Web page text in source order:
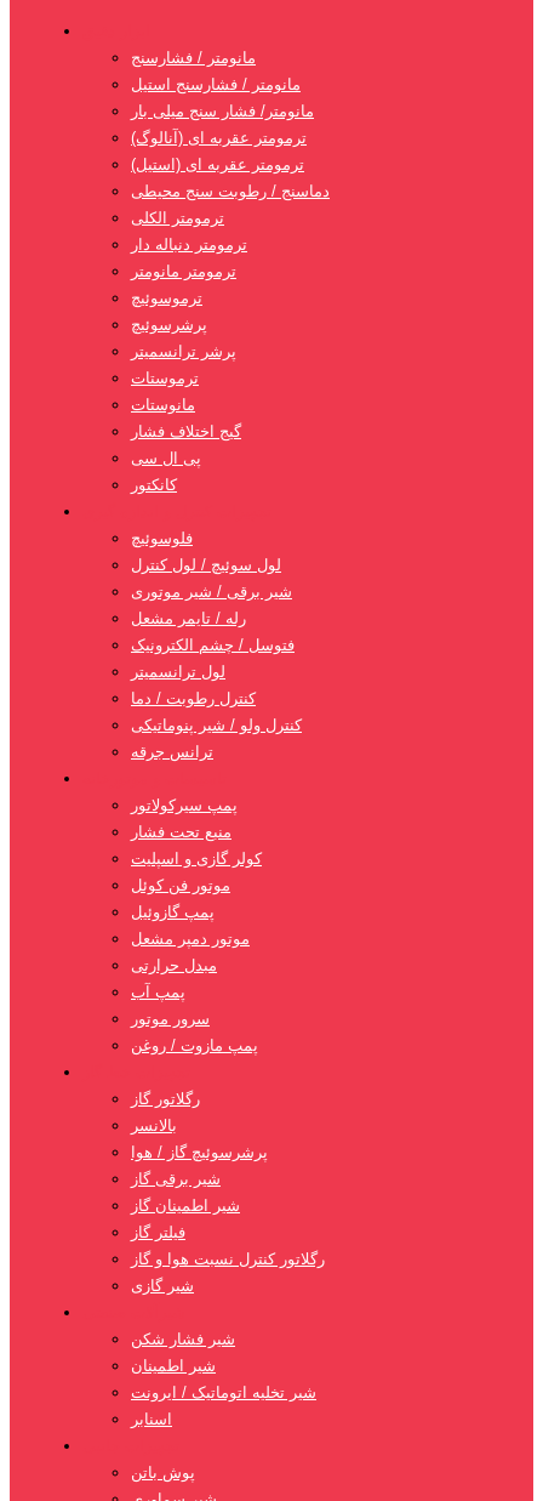
مانومتر / فشارسنج
مانومتر / فشارسنج استیل
مانومتر/ فشار سنج میلی بار
ترمومتر عقربه ای (آنالوگ)
ترمومتر عقربه ای (استیل)
دماسنج / رطوبت سنج محیطی
ترمومتر الکلی
ترمومتر دنباله دار
ترمومتر مانومتر
ترموسوئیچ
پرشرسوئیچ
پرشر ترانسمیتر
ترموستات
مانوستات
گیج اختلاف فشار
پی ال سی
کانکتور
فلوسوئیچ
لول سوئیچ / لول کنترل
شیر برقی / شیر موتوری
رله / تایمر مشعل
فتوسل / چشم الکترونیک
لول ترانسمیتر
کنترل رطوبت / دما
کنترل ولو / شیر پنوماتیکی
ترانس جرقه
پمپ سیرکولاتور
منبع تحت فشار
کولر گازی و اسپلیت
موتور فن کوئل
پمپ گازوئیل
موتور دمپر مشعل
مبدل حرارتی
پمپ آب
سرور موتور
پمپ مازوت / روغن
رگلاتور گاز
بالانسر
پرشرسوئیچ گاز / هوا
شیر برقی گاز
شیر اطمینان گاز
فیلتر گاز
رگلاتور کنترل نسبت هوا و گاز
شیر گازی
شیر فشار شکن
شیر اطمینان
شیر تخلیه اتوماتیک / ایرونت
اسنابر
پوش باتن